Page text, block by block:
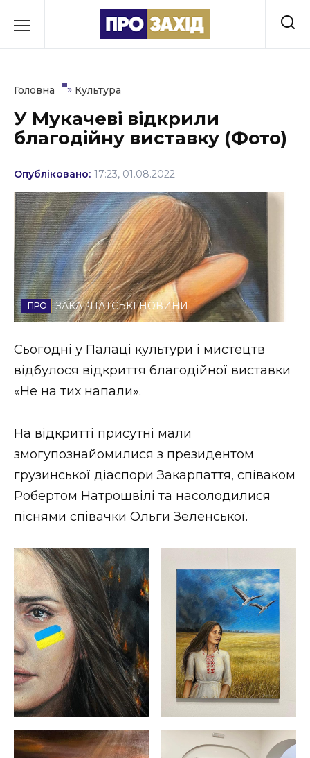
до
Культура
Освіта
Події
Політика
Соціум
Спорт
Стиль життя
Втрачений Ужгород
Втрачений Ужгород (відеоверсія)
ЗАКАРПАТСЬКІ НОВИНИ
НОВИНИ ЗАХІДНОЇ УКРАЇНИ
ФОТО
ВІДЕО
Головна » Культура
У Мукачеві відкрили
благодійну виставку (Фото)
Опубліковано: 17:23, 01.08.2022
ЗАКАРПАТСЬКІ НОВИНИ
Сьогодні у Палаці культури і мистецтв
відбулося відкриття благодійної виставки
«Не на тих напали».
На відкритті присутні мали
змогупознайомилися з президентом
грузинської діаспори Закарпаття, співаком
Робертом Натрошвілі та насолодилися
піснями співачки Ольги Зеленської.